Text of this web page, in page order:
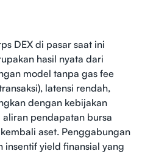
DEX di pasar saat ini
hasil nyata dari
model tanpa gas fee
latensi rendah,
dengan kebijakan
pendapatan bursa
aset. Penggabungan
insentif yield finansial yang